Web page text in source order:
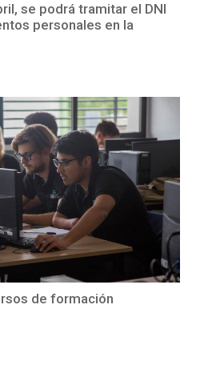
se podrá tramitar el DNI
personales en la
de formación